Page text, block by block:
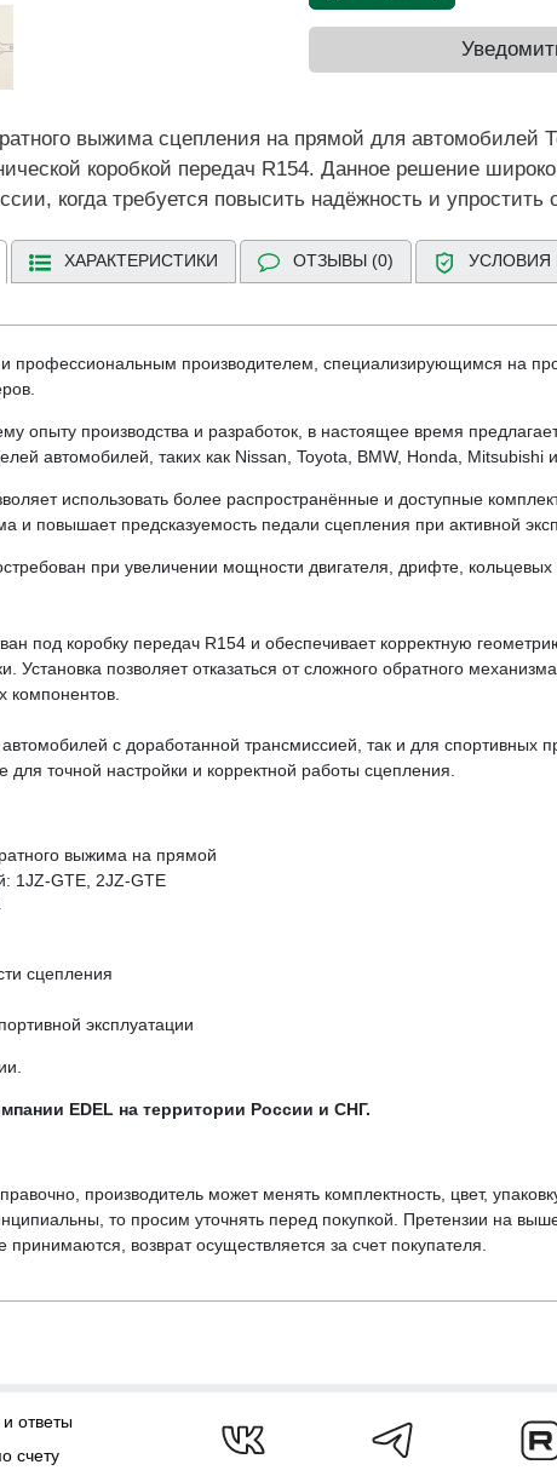
выжима сцепления на прямой для автомобилей
коробкой передач R154. Данное решение
когда требуется повысить надёжность и
ХАРАКТЕРИСТИКИ ОТЗЫВЫ (0) УСЛОВИЯ
профессиональным производителем, специализирующимся на
опыту производства и разработок, в настоящее время
автомобилей, таких как Nissan, Toyota, BMW, Honda, Mitsubishi и
использовать более распространённые и доступные
и повышает предсказуемость педали сцепления при активной
при увеличении мощности двигателя, дрифте, кольцевых
под коробку передач R154 и обеспечивает корректную
Установка позволяет отказаться от сложного обратного
компонентов.
с доработанной трансмиссией, так и для спортивных
для точной настройки и корректной работы сцепления.
выжима на прямой
1JZ-GTE, 2JZ-GTE
сцепления
эксплуатации
EDEL на территории России и СНГ.
производитель может менять комплектность, цвет,
то просим уточнять перед покупкой. Претензии на
возврат осуществляется за счет покупателя.
ответы
счету